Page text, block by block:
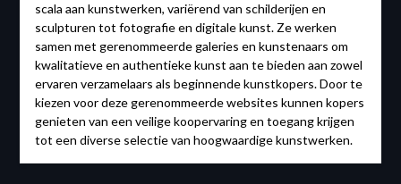
scala aan kunstwerken, variërend van schilderijen en
sculpturen tot fotografie en digitale kunst. Ze werken
samen met gerenommeerde galeries en kunstenaars om
kwalitatieve en authentieke kunst aan te bieden aan zowel
ervaren verzamelaars als beginnende kunstkopers. Door te
kiezen voor deze gerenommeerde websites kunnen kopers
genieten van een veilige koopervaring en toegang krijgen
tot een diverse selectie van hoogwaardige kunstwerken.